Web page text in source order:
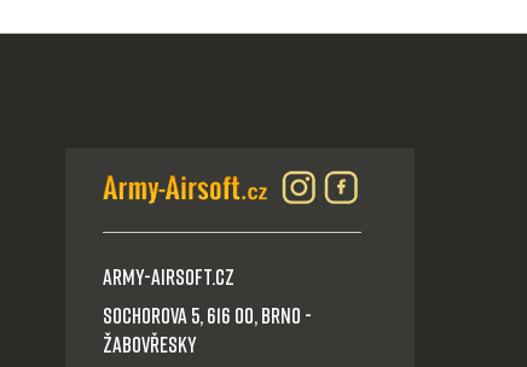
Army-Airsoft.cz
Sochorova 5, 616 00, Brno -
Žabovřesky